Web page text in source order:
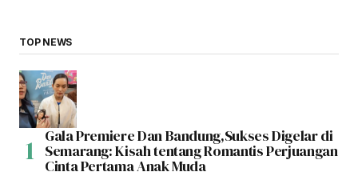
TOP NEWS
Gala Premiere Dan Bandung,Sukses Digelar di
Semarang: Kisah tentang Romantis Perjuangan
Cinta Pertama Anak Muda